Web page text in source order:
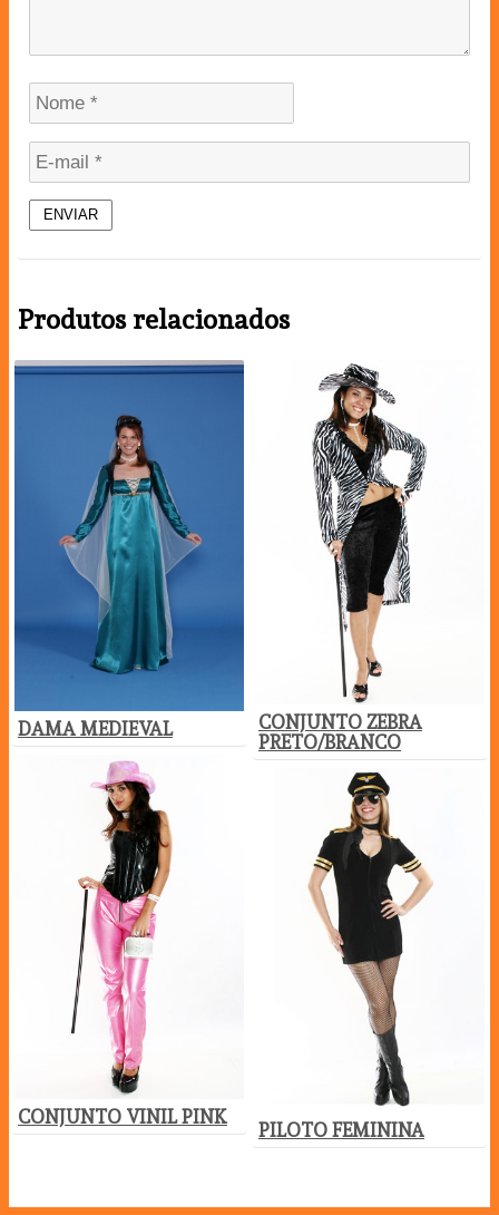
Produtos relacionados
DAMA MEDIEVAL
CONJUNTO ZEBRA
PRETO/BRANCO
CONJUNTO VINIL PINK
PILOTO FEMININA